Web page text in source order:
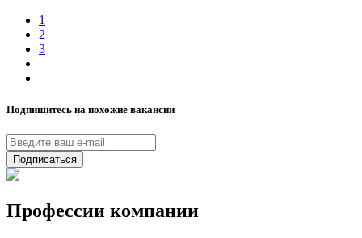
1
2
3
Подпишитесь на похожие вакансии
Подписаться
Профессии компании